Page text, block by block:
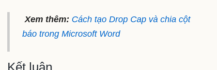
Xem thêm: Cách tạo Drop Cap và chia cột
báo trong Microsoft Word
Kết luận